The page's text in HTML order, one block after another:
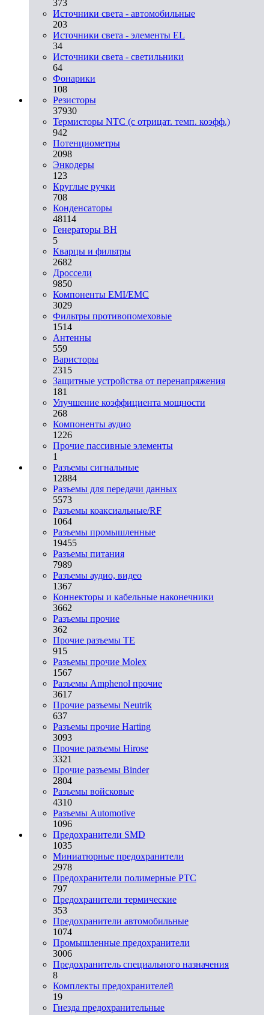
373
Источники света - автомобильные
203
Источники света - элементы EL
34
Источники света - светильники
64
Фонарики
108
Резисторы
37930
Термисторы NTC (с отрицат. темп. коэфф.)
942
Потенциометры
2098
Энкодеры
123
Круглые ручки
708
Конденсаторы
48114
Генераторы ВН
5
Кварцы и фильтры
2682
Дроссели
9850
Компоненты EMI/EMC
3029
Фильтры противопомеховые
1514
Антенны
559
Варисторы
2315
Защитные устройства от перенапряжения
181
Улучшение коэффициента мощности
268
Компоненты аудио
1226
Прочие пассивные элементы
1
Разъeмы сигнальные
12884
Разъeмы для передачи данных
5573
Разъeмы коаксиальные/RF
1064
Разъeмы промышленные
19455
Разъeмы питания
7989
Разъeмы аудио, видео
1367
Коннекторы и кабельные наконечники
3662
Разъeмы прочие
362
Прочие разъемы TE
915
Разъемы прочие Molex
1567
Разъемы Amphenol прочие
3617
Прочие разъемы Neutrik
637
Разъемы прочие Harting
3093
Прочие разъемы Hirose
3321
Прочие разъемы Binder
2804
Разъемы войсковые
4310
Разъeмы Automotive
1096
Предохранители SMD
1035
Миниатюрные предохранители
2978
Предохранители полимерные PTC
797
Предохранители термические
353
Предохранители автомобильные
1074
Промышленные предохранители
3006
Предохранитель специального назначения
8
Комплекты предохранителей
19
Гнезда предохранительные